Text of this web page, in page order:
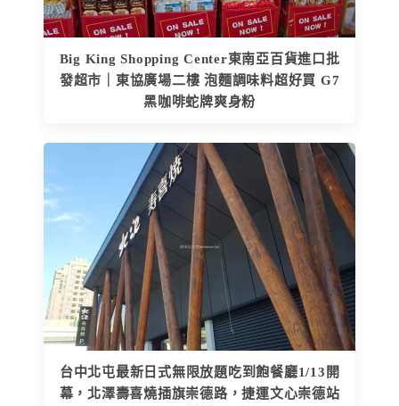
Big King Shopping Center東南亞百貨進口批
發超市｜東協廣場二樓 泡麵調味料超好買 G7
黑咖啡蛇牌爽身粉
台中北屯最新日式無限放題吃到飽餐廳1/13開
幕，北澤壽喜燒插旗崇德路，捷運文心崇德站